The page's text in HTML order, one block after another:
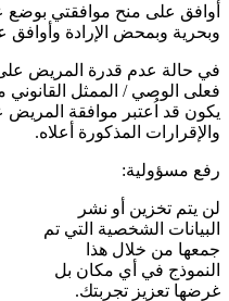
أوافق على منح موافقتي بوضع
وبحرية وبمحض الإرادة وأوافق
في حالة عدم قدرة المريض على
فعلى الوصي / الممثل القانوني
يكون قد اُعتبر موافقة المريض
والإقرارات المذكورة أعلاه.
رفع مسؤولية:
لن يتم تخزين أو نشر
البيانات الشخصية التي تم
جمعها من خلال هذا
النموذج في أي مكان بل
غرضها تعزيز تجربتك.